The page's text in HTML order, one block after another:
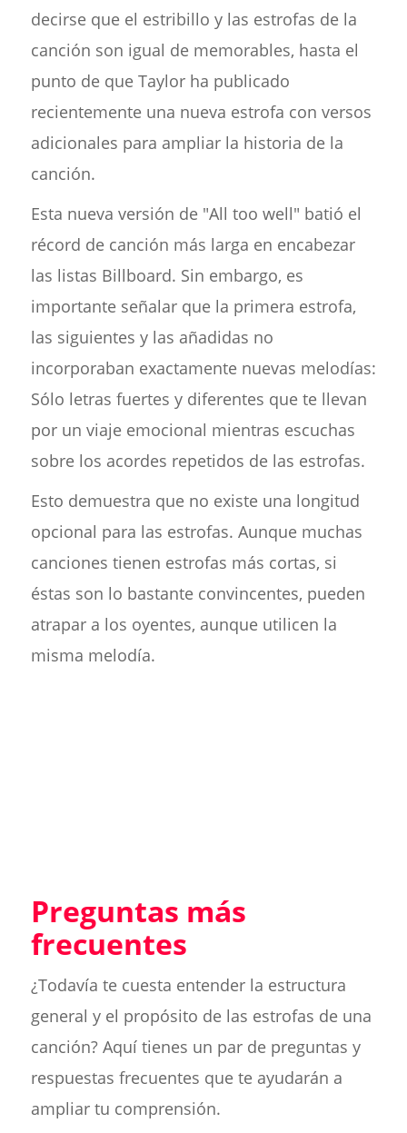
decirse que el estribillo y las estrofas de la
canción son igual de memorables, hasta el
punto de que Taylor ha publicado
recientemente una nueva estrofa con versos
adicionales para ampliar la historia de la
canción.
Esta nueva versión de "All too well" batió el
récord de canción más larga en encabezar
las listas Billboard. Sin embargo, es
importante señalar que la primera estrofa,
las siguientes y las añadidas no
incorporaban exactamente nuevas melodías:
Sólo letras fuertes y diferentes que te llevan
por un viaje emocional mientras escuchas
sobre los acordes repetidos de las estrofas.
Esto demuestra que no existe una longitud
opcional para las estrofas. Aunque muchas
canciones tienen estrofas más cortas, si
éstas son lo bastante convincentes, pueden
atrapar a los oyentes, aunque utilicen la
misma melodía.
Preguntas más
frecuentes
¿Todavía te cuesta entender la estructura
general y el propósito de las estrofas de una
canción? Aquí tienes un par de preguntas y
respuestas frecuentes que te ayudarán a
ampliar tu comprensión.